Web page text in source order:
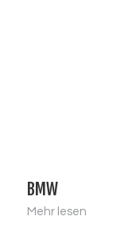
BMW
Mehr lesen